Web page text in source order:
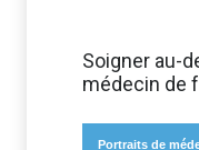
Soigner au-
médecin de
Portraits de